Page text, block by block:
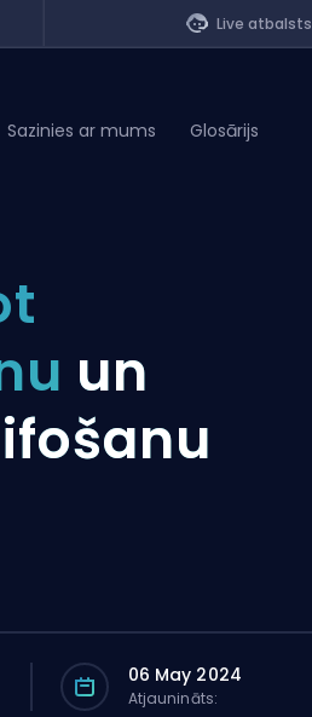
Live atbalsts
Sazinies ar mums Glosārijs
un
06 May 2024
Atjaunināts: